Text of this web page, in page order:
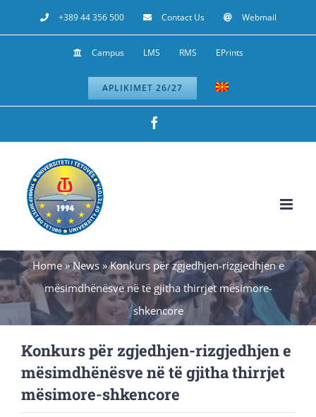
to
+389 44 356 500 Contact Us Webmail
Campus LMS RMS EPrints
APLIKIMET 26/27
Home»News»Konkurs për zgjedhjen-rizgjedhjen e
mësimdhënësve në të gjitha thirrjet mësimore-
shkencore
Konkurs për zgjedhjen-rizgjedhjen e
mësimdhënësve në të gjitha thirrjet
mësimore-shkencore